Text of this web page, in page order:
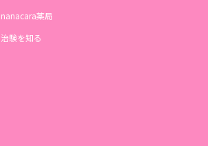
nanacara薬局
治験を知る